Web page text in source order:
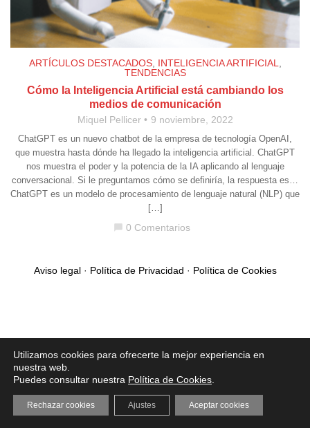
ARTÍCULOS DESTACADOS, INTELIGENCIA ARTIFICIAL,
TENDENCIAS
Cómo la Inteligencia Artificial está cambiando los
medios de comunicación
Miquel Pellicer 9 noviembre, 2022
ChatGPT es un nuevo chatbot de la empresa de tecnología OpenAI,
que muestra hasta dónde ha llegado la inteligencia artificial. ChatGPT
nos muestra el poder y la potencia de la IA aplicando al lenguaje
conversacional. Si le preguntamos cómo se definiría, la respuesta es…
ChatGPT es un modelo de procesamiento de lenguaje natural (NLP) que
[…]
chat_bubble 0 Comentarios
Aviso legal· Política de Privacidad · Política de Cookies
Utilizamos cookies para ofrecerte la mejor experiencia en
nuestra web.
Puedes consultar nuestra Política de Cookies
Aceptar cookies
Rechazar cookies Ajustes